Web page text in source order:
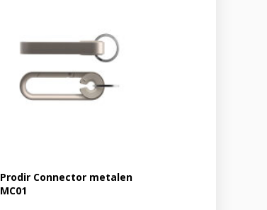
Prodir Connector metalen
MC01